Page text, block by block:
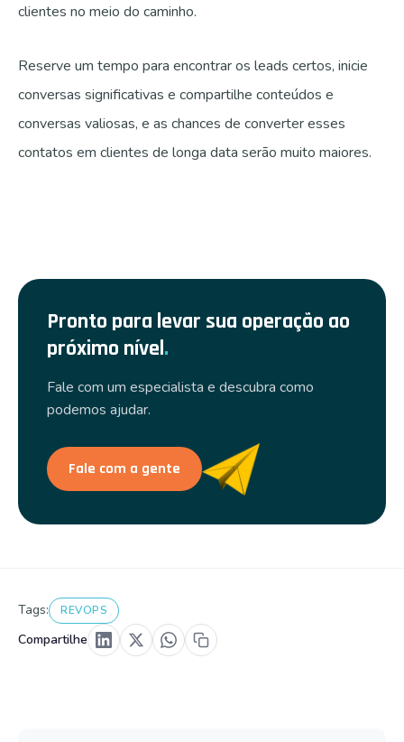
clientes no meio do caminho.
Reserve um tempo para encontrar os leads certos, inicie
conversas significativas e compartilhe conteúdos e
conversas valiosas, e as chances de converter esses
contatos em clientes de longa data serão muito maiores.
Pronto para levar sua operação ao
próximo nível.
Fale com um especialista e descubra como
podemos ajudar.
Fale com a gente
Tags: REVOPS
Compartilhe